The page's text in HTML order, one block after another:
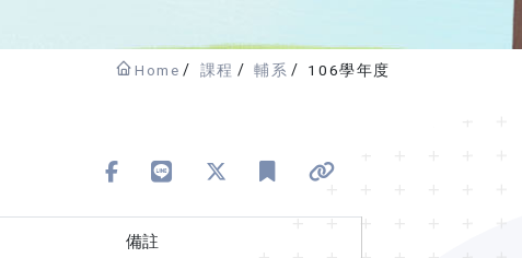
Home 課程 輔系 106學年度
備註